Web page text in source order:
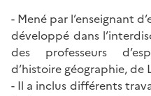
- Mené par l’enseignant
développé dans
des professeurs
d’histoire géographie,
- Il a inclus différents